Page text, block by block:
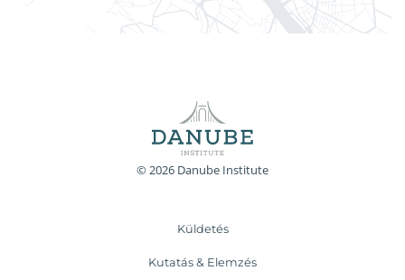
© 2026 Danube Institute
Küldetés
Kutatás & Elemzés